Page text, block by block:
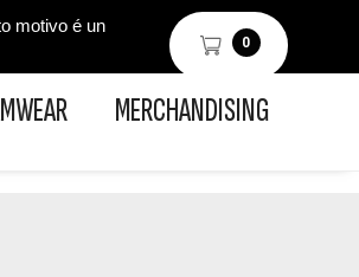
motivo é un
0
MERCHANDISING